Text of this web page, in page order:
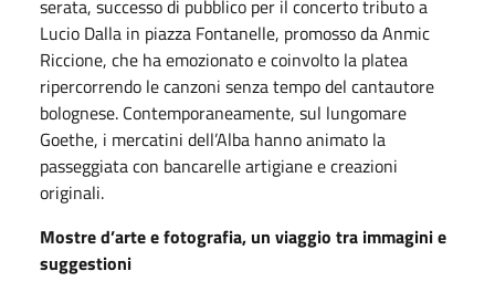
serata, successo di pubblico per il concerto tributo a
Lucio Dalla in piazza Fontanelle, promosso da Anmic
Riccione, che ha emozionato e coinvolto la platea
ripercorrendo le canzoni senza tempo del cantautore
bolognese. Contemporaneamente, sul lungomare
Goethe, i mercatini dell’Alba hanno animato la
passeggiata con bancarelle artigiane e creazioni
originali.
Mostre d’arte e fotografia, un viaggio tra immagini e
suggestioni